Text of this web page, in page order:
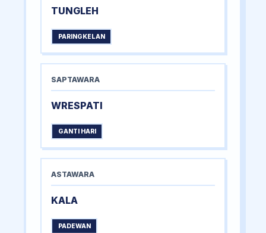
TUNGLEH
PARINGKELAN
SAPTAWARA
WRESPATI
GANTI HARI
ASTAWARA
KALA
PADEWAN